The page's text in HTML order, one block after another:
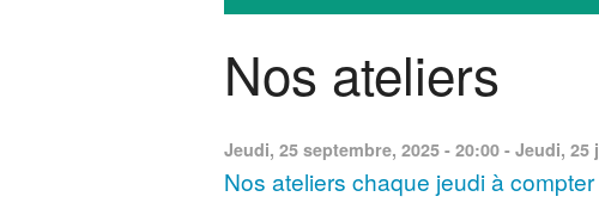
Vous êtes ici
Nos ateliers
Jeudi, 25 septembre, 2025 - 20:00 - Jeudi, 25
Nos ateliers chaque jeudi à